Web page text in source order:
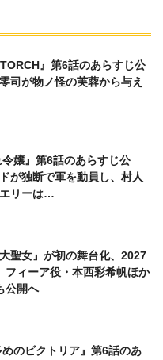
』第6話のあらすじ公
司が物ノ怪の芙蓉から与え
嬢』第6話のあらすじ公
が独断で軍を動員し、村人
リーは…
聖女』が初の舞台化、2027
ィーア役・本西彩希帆ほか
公開へ
のビクトリア』第6話のあ